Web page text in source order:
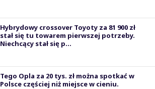
Hybrydowy crossover Toyoty za 81 900 zł
stał się tu towarem pierwszej potrzeby.
Niechcący stał się p...
Tego Opla za 20 tys. zł można spotkać w
Polsce częściej niż miejsce w cieniu.